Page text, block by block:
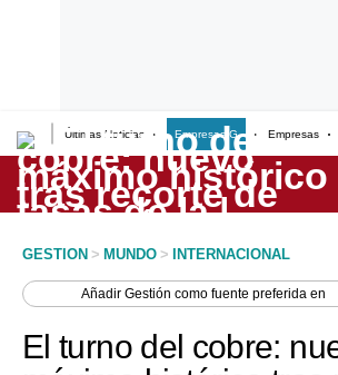
Últimas Noticias Empresas G Empresas
Lo último
Peru Quiosco
Economía
GESTION > MUNDO > INTERNACIONAL
AñadirGestión como fuente preferida en
El turno del cobre: